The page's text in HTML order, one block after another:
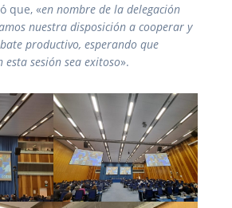
que, «en nombre de la delegación
nuestra disposición a cooperar y
productivo, esperando que
sesión sea exitoso».